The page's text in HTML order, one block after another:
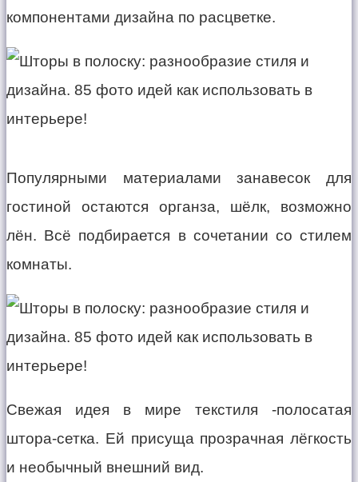
компонентами дизайна по расцветке.
Популярными материалами занавесок для
гостиной остаются органза, шёлк, возможно
лён. Всё подбирается в сочетании со стилем
комнаты.
Свежая идея в мире текстиля -полосатая
штора-сетка. Ей присуща прозрачная лёгкость
и необычный внешний вид.